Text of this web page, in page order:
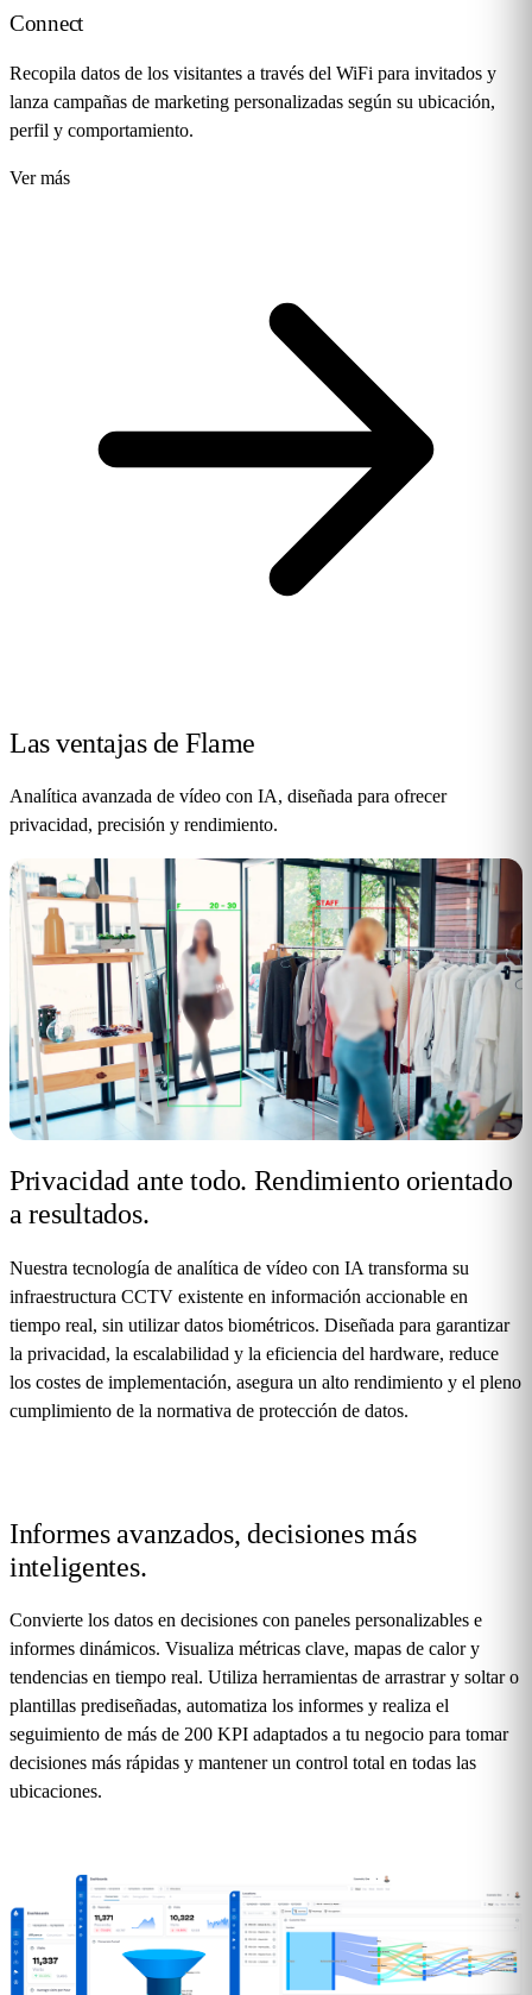
Connect
Recopila datos de los visitantes a través del WiFi para invitados y
lanza campañas de marketing personalizadas según su ubicación,
perfil y comportamiento.
Ver más
Las ventajasde Flame
Analítica avanzada de vídeo con IA, diseñada para ofrecer
privacidad, precisión y rendimiento.
Privacidad ante todo. Rendimiento orientado
a resultados.
Nuestra tecnología de analítica de vídeo con IA transforma su
infraestructura CCTV existente en información accionable en
tiempo real, sin utilizar datos biométricos. Diseñada para garantizar
la privacidad, la escalabilidad y la eficiencia del hardware, reduce
los costes de implementación, asegura un alto rendimiento y el pleno
cumplimiento de la normativa de protección de datos.
Informes avanzados, decisiones más
inteligentes.
Convierte los datos en decisiones con paneles personalizables e
informes dinámicos. Visualiza métricas clave, mapas de calor y
tendencias en tiempo real. Utiliza herramientas de arrastrar y soltar o
plantillas prediseñadas, automatiza los informes y realiza el
seguimiento de más de 200 KPI adaptados a tu negocio para tomar
decisiones más rápidas y mantener un control total en todas las
ubicaciones.